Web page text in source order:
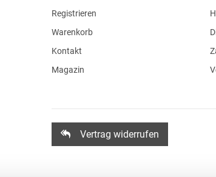
Registrieren
Warenkorb
Kontakt
Magazin
Vertrag widerrufen